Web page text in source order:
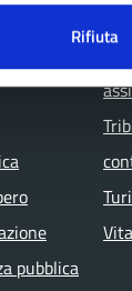
Rifiuta
pubblica